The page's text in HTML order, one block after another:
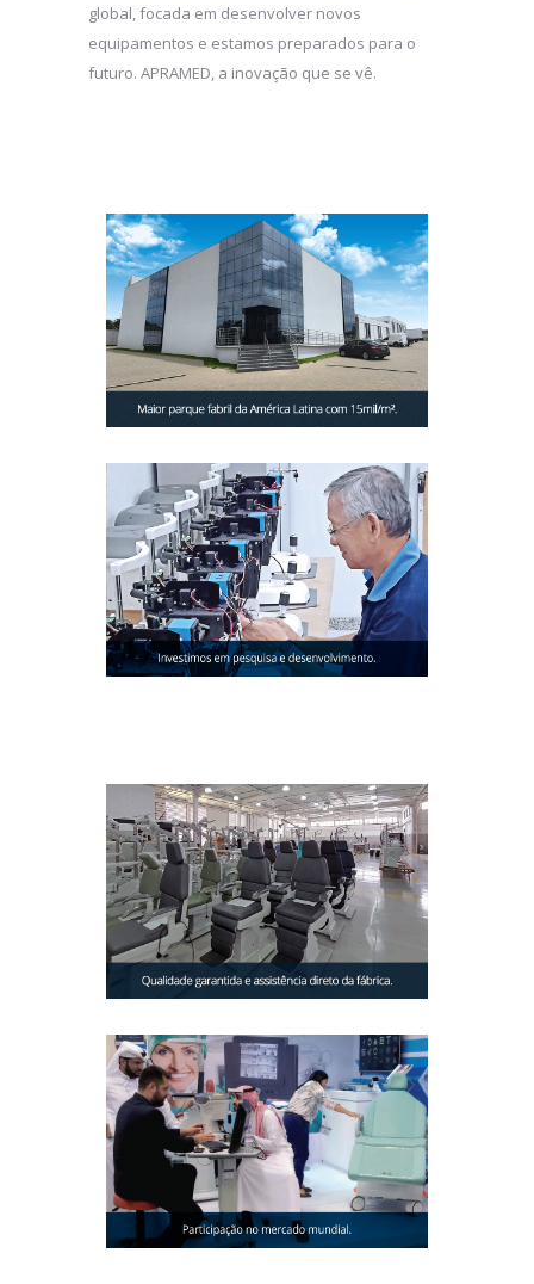
global, focada em desenvolver novos
equipamentos e estamos preparados para o
futuro. APRAMED, a inovação que se vê.